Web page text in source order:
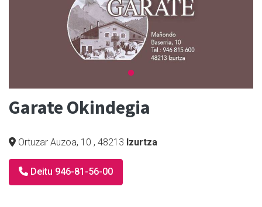
Garate Okindegia
Ortuzar Auzoa, 10 , 48213 Izurtza
Deitu 946-81-56-00